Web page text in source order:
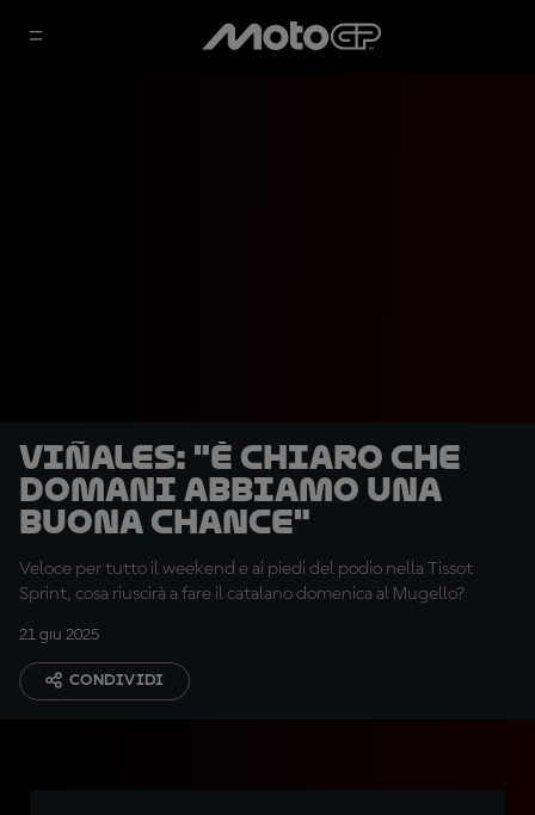
Viñales: "È chiaro che
domani abbiamo una
buona chance"
Veloce per tutto il weekend e ai piedi del podio nella Tissot
Sprint, cosa riuscirà a fare il catalano domenica al Mugello?
21 giu 2025
CONDIVIDI